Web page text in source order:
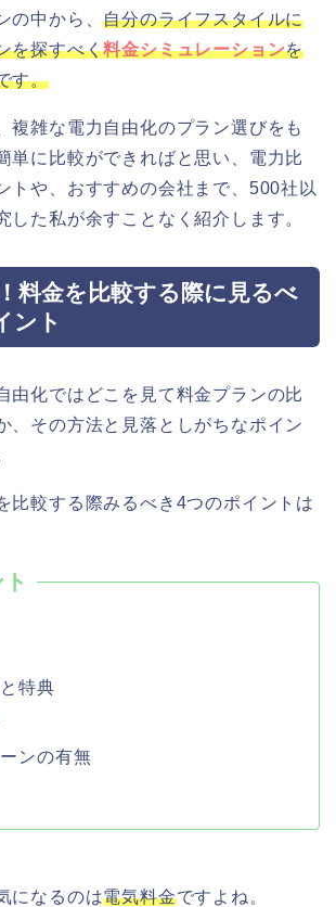
の中から、自分のライフスタイルに
を探すべく料金シミュレーションを
す。
複雑な電力自由化のプラン選びをも
単に比較ができればと思い、電力比
トや、おすすめの会社まで、500社以
した私が余すことなく紹介します。
料金を比較する際に見るべ
ント
由化ではどこを見て料金プランの比
、その方法と見落としがちなポイン
比較する際みるべき4つのポイントは
特典
ンの有無
になるのは電気料金ですよね。